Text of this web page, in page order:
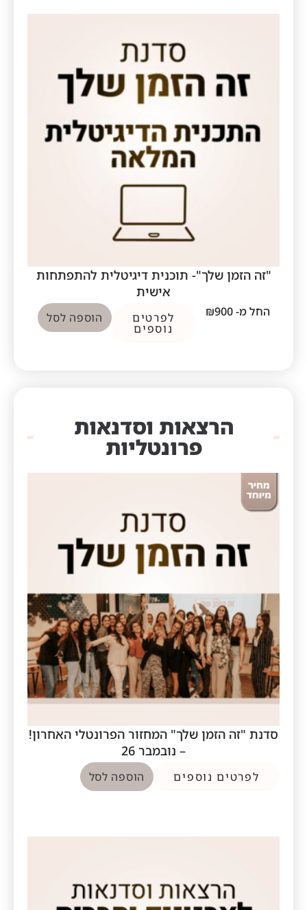
"זה הזמן שלך"- תוכנית דיגיטלית להתפתחות
אישית
החל מ- ₪900 לפרטים
נוספים
הוספה לסל
הרצאות וסדנאות
פרונטליות
סדנת "זה הזמן שלך" המחזור הפרונטלי האחרון!
– נובמבר 26
לפרטים נוספים הוספה לסל